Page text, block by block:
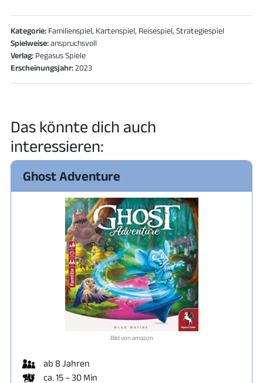
Kategorie: Familienspiel, Kartenspiel, Reisespiel, Strategiespiel
Spielweise:anspruchsvoll
Verlag: Pegasus Spiele
Erscheinungsjahr:2023
Das könnte dich auch
interessieren:
Ghost Adventure
Bild von amazon
ab 8 Jahren
ca. 15 – 30 Min